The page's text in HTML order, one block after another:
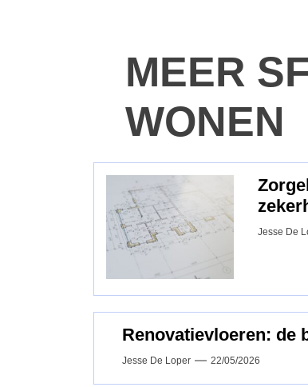
MEER
WONEN
Jesse De
Renovatievloeren: de
Jesse De Loper 22/05/2026